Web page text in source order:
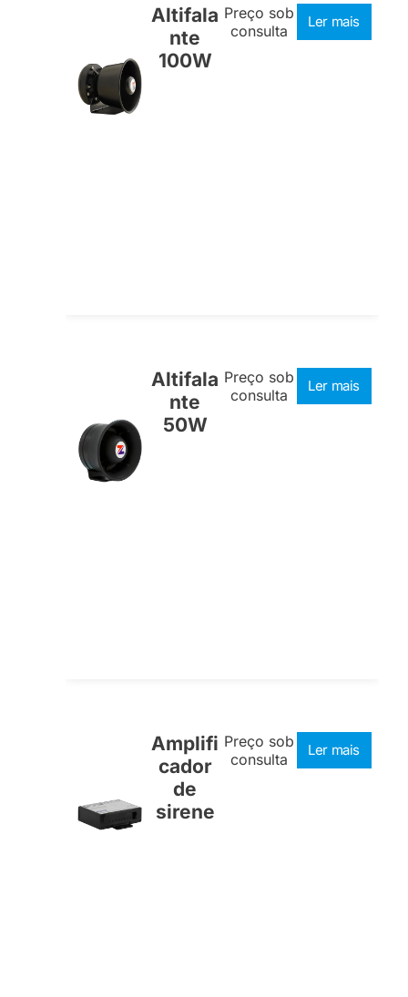
Altifala
nte
100W
Preço sob
consulta
Ler mais
Altifala
nte
50W
Preço sob
consulta
Ler mais
Amplifi
cador
de
sirene
Preço sob
consulta
Ler mais